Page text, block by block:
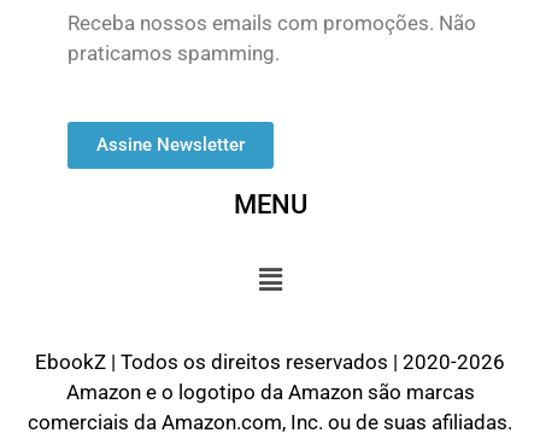
Receba nossos emails com promoções. Não
praticamos spamming.
Assine Newsletter
MENU
EbookZ | Todos os direitos reservados | 2020-2026
Amazon e o logotipo da Amazon são marcas
comerciais da Amazon.com, Inc. ou de suas afiliadas.